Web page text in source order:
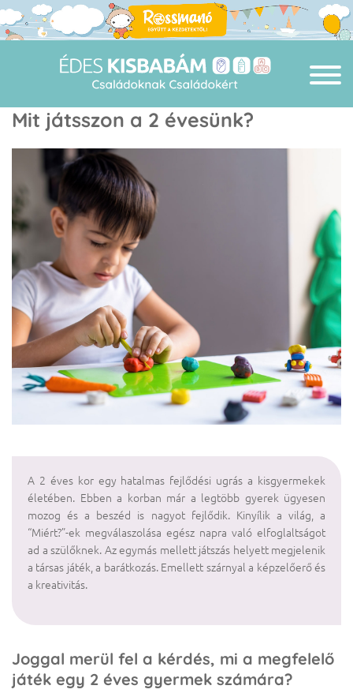
Mit játsszon a 2 évesünk?
A 2 éves kor egy hatalmas fejlődési ugrás a kisgyermekek
életében. Ebben a korban már a legtöbb gyerek ügyesen
mozog és a beszéd is nagyot fejlődik. Kinyílik a világ, a
“Miért?”-ek megválaszolása egész napra való elfoglaltságot
ad a szülőknek. Az egymás mellett játszás helyett megjelenik
a társas játék, a barátkozás. Emellett szárnyal a képzelőerő és
a kreativitás.
Joggal merül fel a kérdés, mi a megfelelő
játék egy 2 éves gyermek számára?